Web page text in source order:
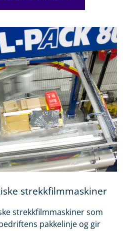
strekkfilmmaskiner
strekkfilmmaskiner som
pakkelinje og gir